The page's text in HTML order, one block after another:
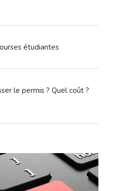
étudiantes
le permis ? Quel coût ?